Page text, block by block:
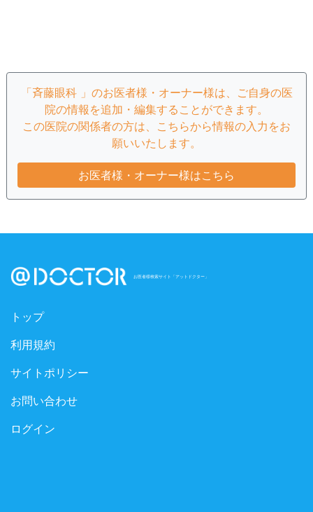
「斉藤眼科 」のお医者様・オーナー様は、ご自身の医
院の情報を追加・編集することができます。
この医院の関係者の方は、こちらから情報の入力をお
願いいたします。
お医者様・オーナー様はこちら
お医者様検索サイト「アットドクター」
トップ
利用規約
サイトポリシー
お問い合わせ
ログイン